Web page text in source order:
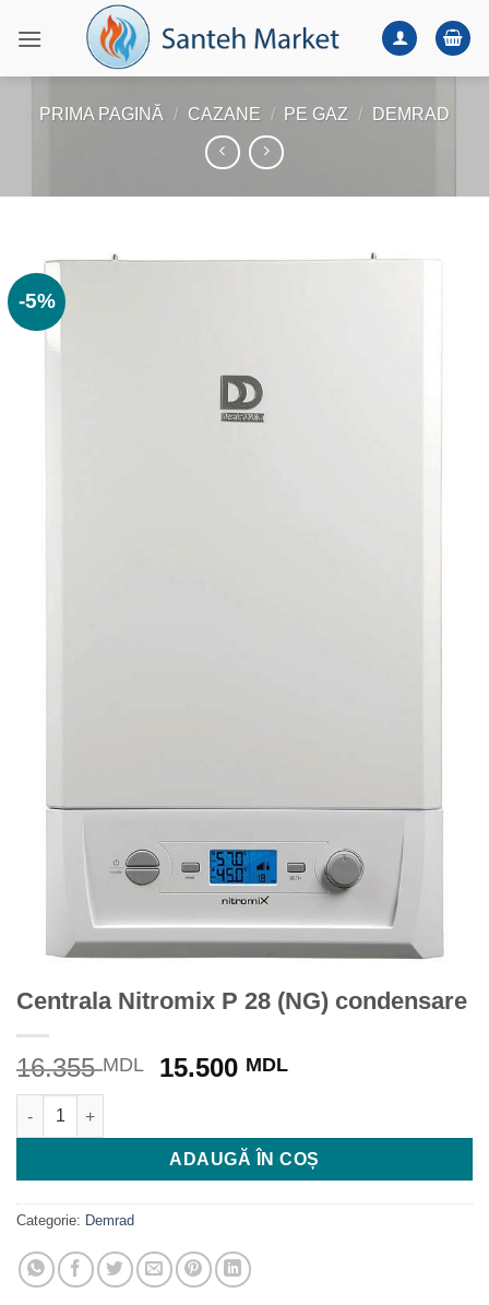
PRIMA PAGINĂ / CAZANE / PE GAZ / DEMRAD
-5%
Centrala Nitromix P 28 (NG) condensare
16.355MDL
Prețul
fost:
16.355 MDL.
15.500 MDLPrețul
15.500 MDL.
Cantitate Centrala Nitromix P 28 (NG) condensare
ADAUGĂ ÎN COȘ
Categorie: Demrad